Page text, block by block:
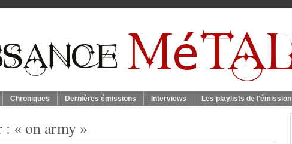
Chroniques Dernières émissions Interviews Les playlists de l'émission
: « on army »